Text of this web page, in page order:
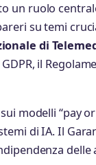
un ruolo
su temi
di
il
modelli “pay
di IA. Il